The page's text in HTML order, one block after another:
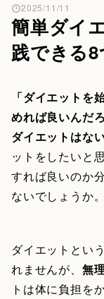
簡単ダイ
践できる
2025/11/11
「ダイエットを
めれば良いんだ
ダイエットはな
ットをしたいと
すれば良いのか
ないでしょうか。
ダイエットとい
れませんが、 無
トは体に負担を